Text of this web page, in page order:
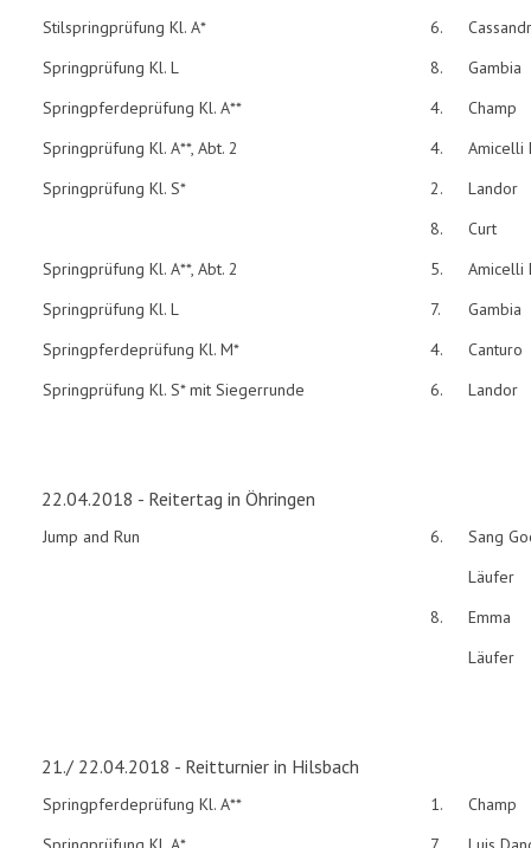
Stilspringprüfung Kl. A*
6.
Springprüfung Kl. L
8.
Gambia
Springpferdeprüfung Kl. A**
4.
Champ
Springprüfung Kl. A**, Abt. 2
4.
Amicelli
Springprüfung Kl. S*
2.
Landor
8.
Curt
Springprüfung Kl. A**, Abt. 2
5.
Amicelli
Springprüfung Kl. L
7.
Gambia
Springpferdeprüfung Kl. M*
4.
Canturo
Springprüfung Kl. S* mit Siegerrunde
6. Landor
22.04.2018 - Reitertag in Öhringen
Jump and Run 6.
Sang
Läufer
8.
Emma
Läufer
21./ 22.04.2018 - Reitturnier in Hilsbach
Springpferdeprüfung Kl. A** 1.
Champ